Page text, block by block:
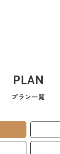
PLAN
プラン一覧